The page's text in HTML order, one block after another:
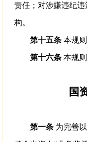
责任；对涉嫌违纪
构。
第十五条 本规
第十六条 本规
国
第一条 为完善